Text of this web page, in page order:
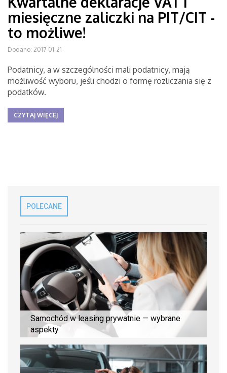
miesięczne zaliczki na PIT/CIT -
to możliwe!
Dodano: 2017-01-21
Podatnicy, a w szczególności mali podatnicy, mają
możliwość wyboru, jeśli chodzi o formę rozliczania się z
podatków.
CZYTAJ WIĘCEJ
POLECANE
Samochód w leasing prywatnie — wybrane
aspekty